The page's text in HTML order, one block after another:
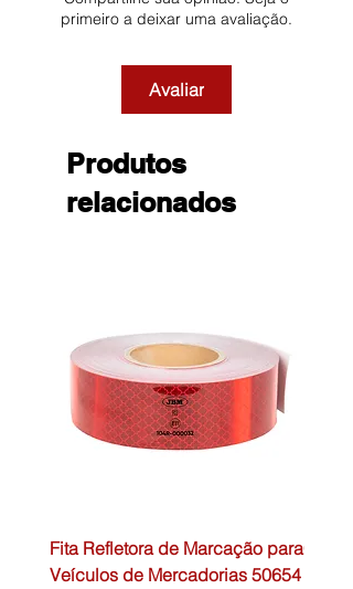
primeiro a deixar uma avaliação.
Avaliar
Produtos
relacionados
Fita Refletora de Marcação para
Veículos de Mercadorias 50654